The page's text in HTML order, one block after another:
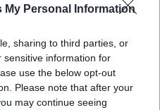
My Personal Information
sharing to third parties, or
sensitive information for
use the below opt-out
Please note that after your
may continue seeing
galėjo išgelbėti
gyvybes. Labai
jog jų